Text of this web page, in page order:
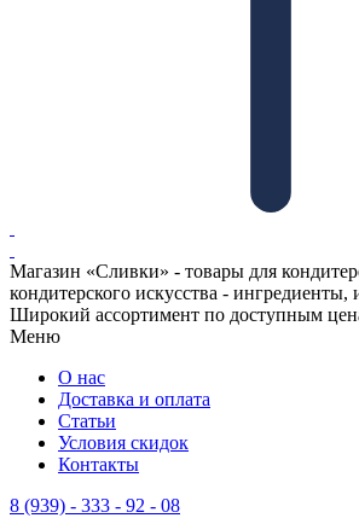
Магазин «Сливки» - товары для
кондитерского искусства - ингредиенты,
Широкий ассортимент по доступным
Меню
О нас
Доставка и оплата
Статьи
Условия скидок
Контакты
8 (939) - 333 - 92 - 08